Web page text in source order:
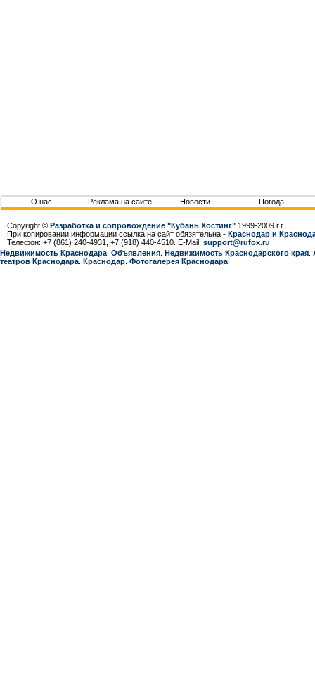
О нас Реклама на сайте Новости Погода
Copyright © Разработка и сопровождение "Кубань Хостинг" 1999-2009 г.г.
При копировании информации ссылка на сайт обязятельна - Краснодар и
Телефон: +7 (861) 240-4931, +7 (918) 440-4510. E-Mail: support@rufox.ru
Недвижимость Краснодара Объявления Недвижимость Краснодарcкого края
театров Краснодара Краснодар Фотогалерея Краснодара